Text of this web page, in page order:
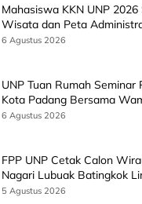
Mahasiswa KKN UNP
Wisata dan Peta
Paninggahan
6 Agustus 2026
UNP Tuan Rumah Seminar
Kota Padang Bersama
CEO EMGS Malaysia
6 Agustus 2026
FPP UNP Cetak Calon
Nagari Lubuak Batingkok
5 Agustus 2026